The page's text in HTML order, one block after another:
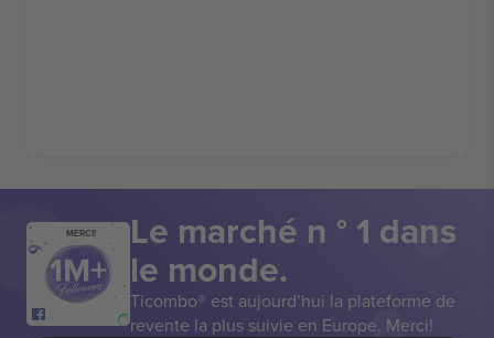
MERCI! Le marché n ° 1 dans
le monde.
Ticombo® est aujourd’hui la plateforme de
revente la plus suivie en Europe. Merci!